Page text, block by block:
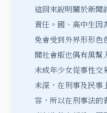
這回來說明關於新聞
責任。國、高中生因
免會受到外界形形色
聞社會版也偶有黑幫
未成年少女從事性交
未深，在刑事及民事
容，所以在刑事法的